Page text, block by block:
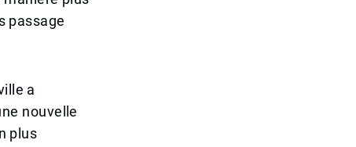
passage
a
nouvelle
plus